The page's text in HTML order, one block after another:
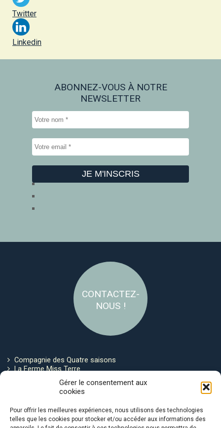
Gérer le consentement aux
cookies
Pour offrir les meilleures expériences, nous utilisons des technologies
telles que les cookies pour stocker et/ou accéder aux informations des
Twitter
Linkedin
ABONNEZ-VOUS À NOTRE
NEWSLETTER
CONTACTEZ-
NOUS !
Compagnie des Quatre saisons
La Ferme Miss Terre
Politique de cookies